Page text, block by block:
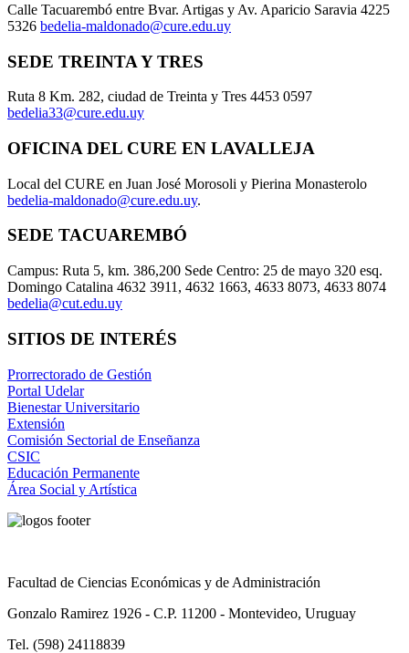
Calle Tacuarembó entre Bvar. Artigas y Av. Aparicio Saravia 4225
5326 bedelia-maldonado@cure.edu.uy
SEDE TREINTA Y TRES
Ruta 8 Km. 282, ciudad de Treinta y Tres 4453 0597
bedelia33@cure.edu.uy
OFICINA DEL CURE EN LAVALLEJA
Local del CURE en Juan José Morosoli y Pierina Monasterolo
bedelia-maldonado@cure.edu.uy.
SEDE TACUAREMBÓ
Campus: Ruta 5, km. 386,200 Sede Centro: 25 de mayo 320 esq.
Domingo Catalina 4632 3911, 4632 1663, 4633 8073, 4633 8074
bedelia@cut.edu.uy
SITIOS DE INTERÉS
Prorrectorado de Gestión
Portal Udelar
Bienestar Universitario
Extensión
Comisión Sectorial de Enseñanza
CSIC
Educación Permanente
Área Social y Artística
Facultad de Ciencias Económicas y de Administración
Gonzalo Ramirez 1926 - C.P. 11200 - Montevideo, Uruguay
Tel. (598) 24118839